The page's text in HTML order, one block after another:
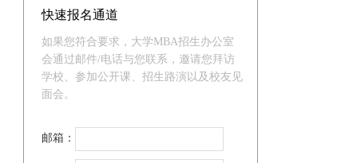
快速报名通道
如果您符合要求，大学MBA招生办公室
会通过邮件/电话与您联系，邀请您拜访
学校、参加公开课、招生路演以及校友见
面会。
邮箱：